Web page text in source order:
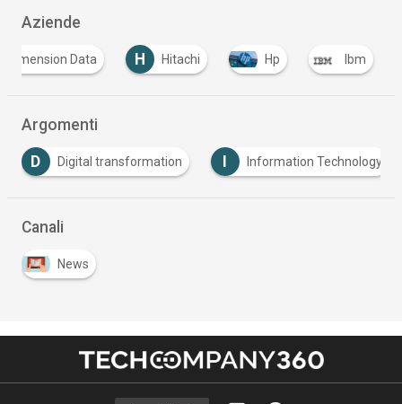
Aziende
Dimension Data H Hitachi Hp Ibm
Argomenti
D Digital transformation Information Technology
Canali
News